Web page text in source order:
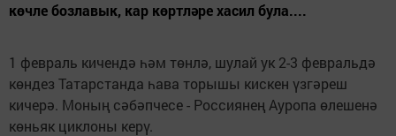
көчле бозлавык, кар көртләре хасил була....
1 февраль кичендә һәм төнлә, шулай ук 2-3 февральдә
көндез Татарстанда һава торышы кискен үзгәреш
кичерә. Моның сәбәпчесе - Россиянең Ауропа өлешенә
көньяк циклоны керү.